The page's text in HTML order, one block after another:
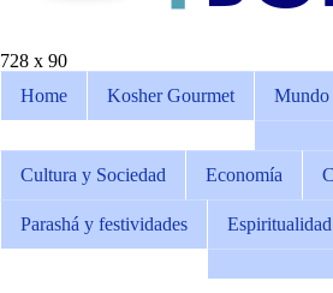
728 x 90
Home
Kosher Gourmet Mundo
Cultura y Sociedad Economía
Parashá y festividades Espiritualidad